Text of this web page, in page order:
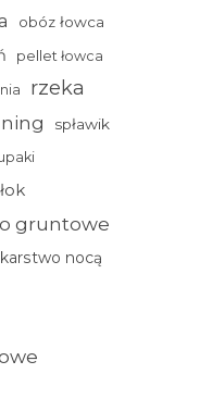
obóz łowca
pellet łowca
rzeka
spławik
gruntowe
nocą